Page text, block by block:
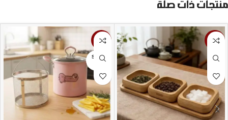
منتجات ذات صلة
-9%
-16%
SOLD